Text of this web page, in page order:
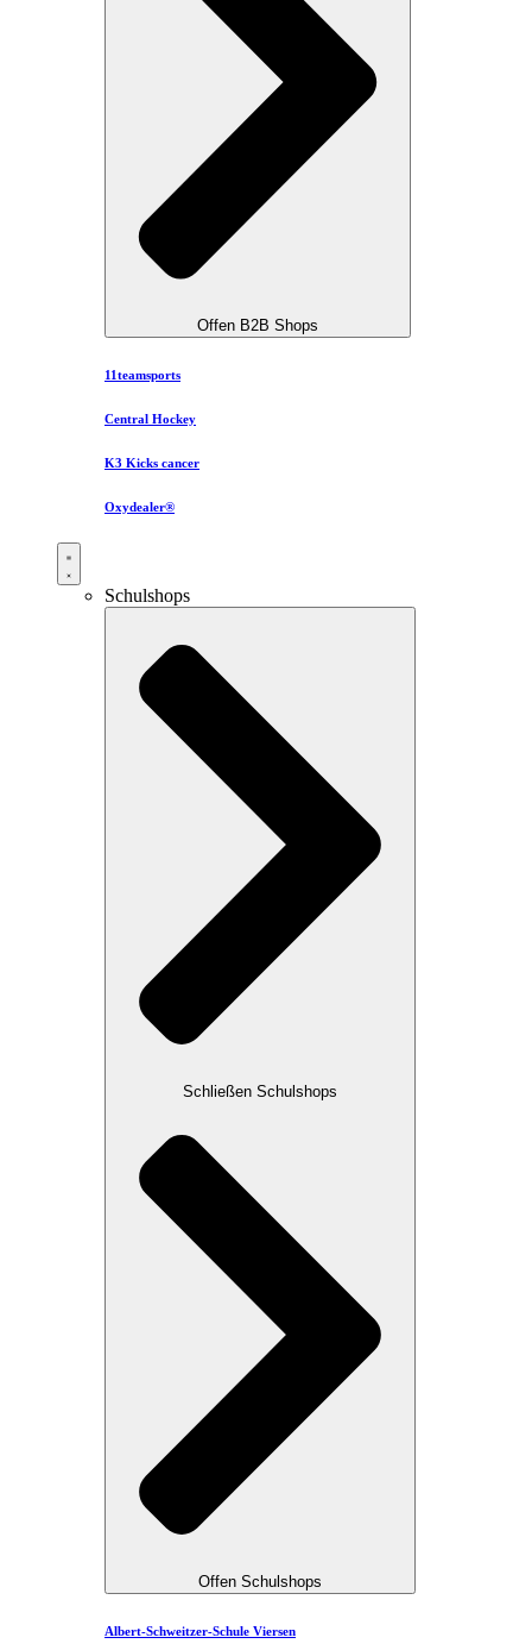
Offen B2B Shops
11teamsports
Central Hockey
K3 Kicks cancer
Oxydealer®
Schulshops
Schließen Schulshops
Offen Schulshops
Albert-Schweitzer-Schule Viersen